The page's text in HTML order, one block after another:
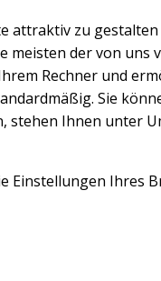
attraktiv zu
der von
Rechner und
Sie
Ihnen unter
Einstellungen